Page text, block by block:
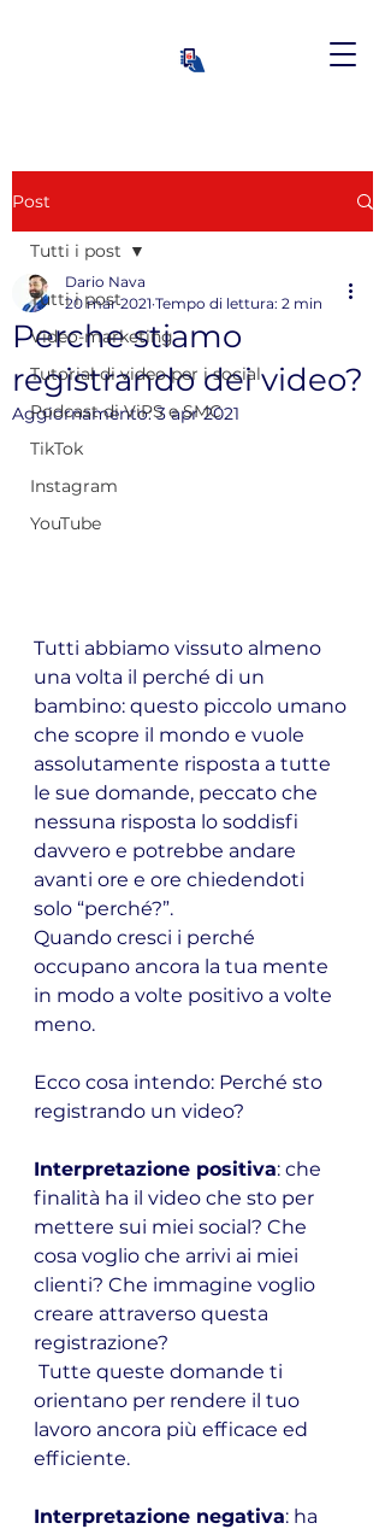
Post
Tutti i post
Video-marketing
Tutorial di video per i social
Podcast di ViPS e SMC
TikTok
Instagram
YouTube
Tutti i post
Perche stiamo
registrando dei video?
Dario Nava
20 mar 2021 Tempo di lettura: 2 min
Aggiornamento:3 apr 2021
Tutti abbiamo vissuto almeno
una volta il perché di un
bambino: questo piccolo umano
che scopre il mondo e vuole
assolutamente risposta a tutte
le sue domande, peccato che
nessuna risposta lo soddisfi
davvero e potrebbe andare
avanti ore e ore chiedendoti
solo “perché?”.
Quando cresci i perché
occupano ancora la tua mente
in modo a volte positivo a volte
meno.
Ecco cosa intendo: Perché sto
registrando un video?
Interpretazione positiva: che
finalità ha il video che sto per
mettere sui miei social? Che
cosa voglio che arrivi ai miei
clienti? Che immagine voglio
creare attraverso questa
registrazione?
orientano per rendere il tuo
lavoro ancora più efficace ed
efficiente.
Interpretazione negativa: ha